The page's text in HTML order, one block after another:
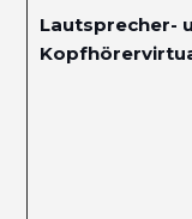
Lautsprecher-